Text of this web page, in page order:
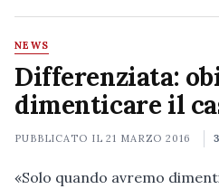
NEWS
Differenziata:
dimenticare il
PUBBLICATO IL21 MARZO 2016
«Solo quando avremo